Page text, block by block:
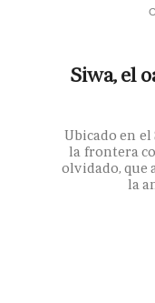
Siwa, el
Ubicado en
la frontera
olvidado, que
la